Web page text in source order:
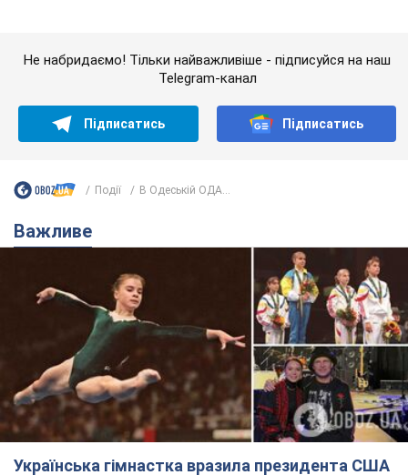
Важливе
Українська гімнастка вразила президента США
і вперше почула "Слава Україні"! Як склалася
доля Подкопаєвої, яка 30 років тому виграла
"золото" Олімпіади
У фанатів донеччанки зберігся великий шматок килимового
покриття з надписом "Атланта-1996"
8.08.2026 18:30 37,2 т.
На Прикарпатті після аномальної